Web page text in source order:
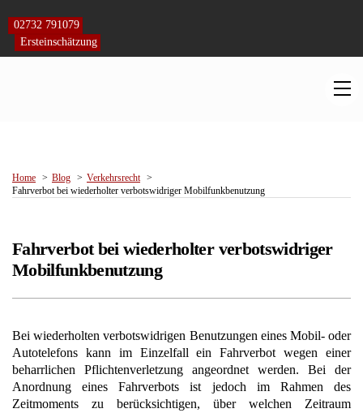
content
02732 791079
Ersteinschätzung
Home Blog
Verkehrsrecht
Fahrverbot bei wiederholter verbotswidriger Mobilfunkbenutzung
Fahrverbot bei wiederholter verbotswidriger
Mobilfunkbenutzung
Bei wiederholten verbotswidrigen Benutzungen eines Mobil- oder
Autotelefons kann im Einzelfall ein Fahrverbot wegen einer
beharrlichen Pflichtenverletzung angeordnet werden. Bei der
Anordnung eines Fahrverbots ist jedoch im Rahmen des
Zeitmoments zu berücksichtigen, über welchen Zeitraum